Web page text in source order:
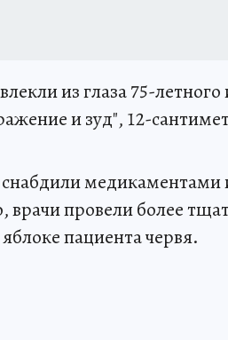
из глаза 75-
и зуд", 12-
медикаментами
врачи провели более
пациента червя.